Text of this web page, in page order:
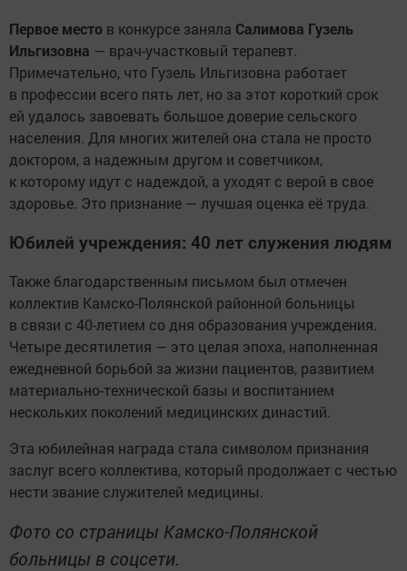
Первое место в конкурсе заняла Салимова Гузель
Ильгизовна — врач-участковый терапевт.
Примечательно, что Гузель Ильгизовна работает
в профессии всего пять лет, но за этот короткий срок
ей удалось завоевать большое доверие сельского
населения. Для многих жителей она стала не просто
доктором, а надежным другом и советчиком,
к которому идут с надеждой, а уходят с верой в свое
здоровье. Это признание — лучшая оценка её труда.
Юбилей учреждения: 40 лет служения людям
Также благодарственным письмом был отмечен
коллектив Камско-Полянской районной больницы
в связи с 40-летием со дня образования учреждения.
Четыре десятилетия — это целая эпоха, наполненная
ежедневной борьбой за жизни пациентов, развитием
материально-технической базы и воспитанием
нескольких поколений медицинских династий.
Эта юбилейная награда стала символом признания
заслуг всего коллектива, который продолжает с честью
нести звание служителей медицины.
Фото со страницы Камско-Полянской
больницы в соцсети.